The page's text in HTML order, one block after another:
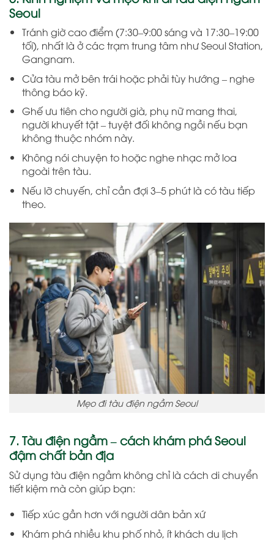
Seoul
Tránh giờ cao điểm (7:30–9:00 sáng và 17:30–19:00
tối), nhất là ở các trạm trung tâm như Seoul Station,
Gangnam.
Cửa tàu mở bên trái hoặc phải tùy hướng – nghe
thông báo kỹ.
Ghế ưu tiên cho người già, phụ nữ mang thai,
người khuyết tật – tuyệt đối không ngồi nếu bạn
không thuộc nhóm này.
Không nói chuyện to hoặc nghe nhạc mở loa
ngoài trên tàu.
Nếu lỡ chuyến, chỉ cần đợi 3–5 phút là có tàu tiếp
theo.
Mẹo đi tàu điện ngầm Seoul
7. Tàu điện ngầm – cách khám phá Seoul
đậm chất bản địa
Sử dụng tàu điện ngầm không chỉ là cách di chuyển
tiết kiệm mà còn giúp bạn:
Tiếp xúc gần hơn với người dân bản xứ
Khám phá nhiều khu phố nhỏ, ít khách du lịch